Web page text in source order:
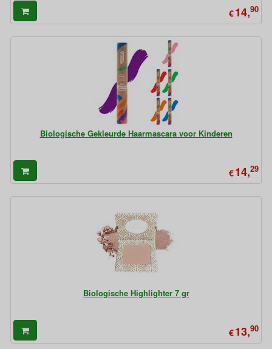
€14,90
Biologische Gekleurde Haarmascara voor Kinderen
€14,29
Biologische Highlighter 7 gr
€13,90